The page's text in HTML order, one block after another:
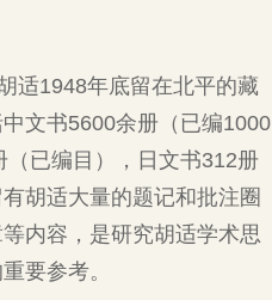
适1948年底留在北平的藏
文书5600余册（已编1000
已编目），日文书312册
胡适大量的题记和批注圈
内容，是研究胡适学术思
要参考。